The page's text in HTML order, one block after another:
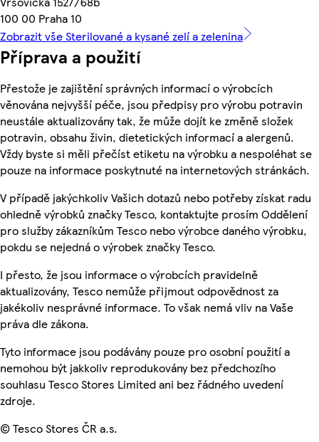
100 00 Praha 10
Zobrazit vše Sterilované a kysané zelí a zelenina
Příprava a použití
Přestože je zajištění správných informací o výrobcích
věnována nejvyšší péče, jsou předpisy pro výrobu potravin
neustále aktualizovány tak, že může dojít ke změně složek
potravin, obsahu živin, dietetických informací a alergenů.
Vždy byste si měli přečíst etiketu na výrobku a nespoléhat se
pouze na informace poskytnuté na internetových stránkách.
V případě jakýchkoliv Vašich dotazů nebo potřeby získat radu
ohledně výrobků značky Tesco, kontaktujte prosím Oddělení
pro služby zákazníkům Tesco nebo výrobce daného výrobku,
pokdu se nejedná o výrobek značky Tesco.
I přesto, že jsou informace o výrobcích pravidelně
aktualizovány, Tesco nemůže přijmout odpovědnost za
jakékoliv nesprávné informace. To však nemá vliv na Vaše
práva dle zákona.
Tyto informace jsou podávány pouze pro osobní použití a
nemohou být jakkoliv reprodukovány bez předchozího
souhlasu Tesco Stores Limited ani bez řádného uvedení
zdroje.
© Tesco Stores ČR a.s.